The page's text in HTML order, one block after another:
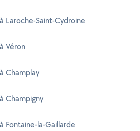
Laroche-Saint-Cydroine
Véron
Champlay
Champigny
Fontaine-la-Gaillarde